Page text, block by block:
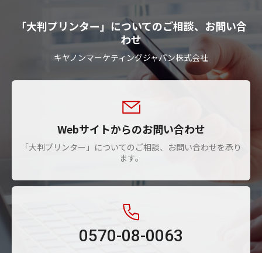
「大判プリンター」についてのご相談、お問い合
わせ
キヤノンマーケティングジャパン株式会社
Webサイトからのお問い合わせ
「大判プリンター」についてのご相談、お問い合わせを承り
ます。
0570-08-0063